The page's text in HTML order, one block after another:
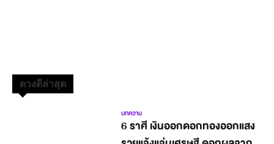
ดวงดีล่าสุด
บทความ
6 ราศี เงินออกดอกทองออกแสง